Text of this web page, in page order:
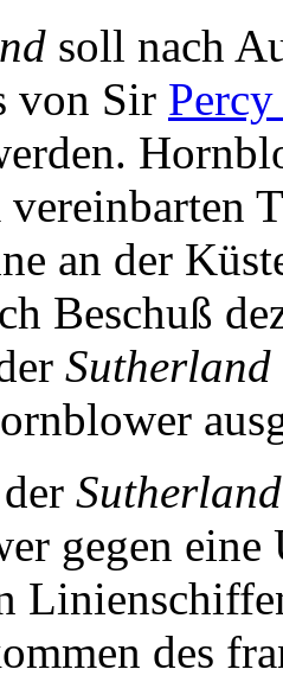
soll nach
von Sir
an der
Beschuß
Sutherland
Sutherland
gegen
des